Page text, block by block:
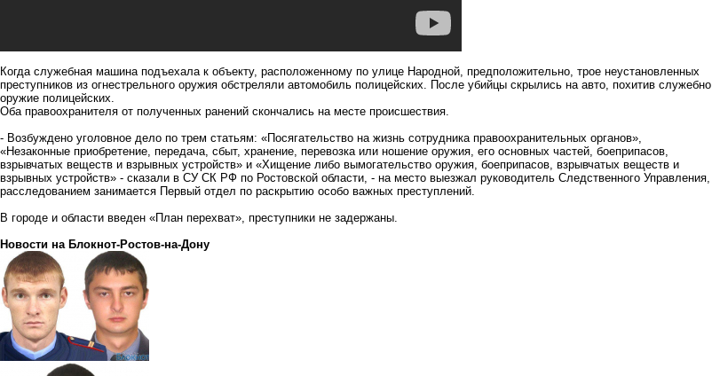
Когда служебная машина подъехала к объекту, расположенному по улице Народной, предположительно, трое неустановленных
преступников из огнестрельного оружия обстреляли автомобиль полицейских. После убийцы скрылись на авто, похитив служебно
оружие полицейских.
Оба правоохранителя от полученных ранений скончались на месте происшествия.
- Возбуждено уголовное дело по трем статьям: «Посягательство на жизнь сотрудника правоохранительных органов»,
«Незаконные приобретение, передача, сбыт, хранение, перевозка или ношение оружия, его основных частей, боеприпасов,
взрывчатых веществ и взрывных устройств» и «Хищение либо вымогательство оружия, боеприпасов, взрывчатых веществ и
взрывных устройств» - сказали в СУ СК РФ по Ростовской области, - на место выезжал руководитель Следственного Управления,
расследованием занимается Первый отдел по раскрытию особо важных преступлений.
В городе и области введен «План перехват», преступники не задержаны.
Новости на Блoкнoт-Ростов-на-Дону